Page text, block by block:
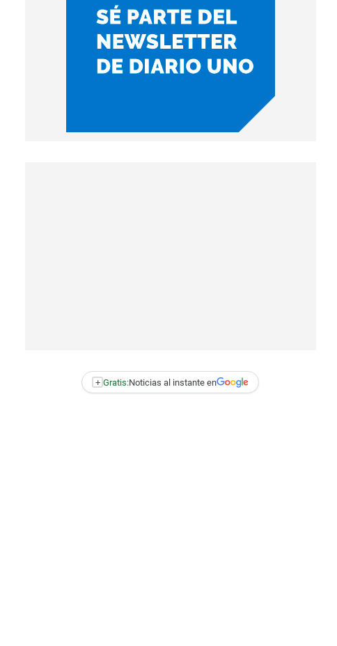
+ Gratis:Noticias al instante en